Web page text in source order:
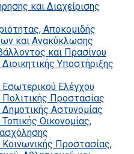
και Διαχείρισης
Αποκομιδής
και Ανακύκλωσης
και Πρασίνου
Υποστήριξης
Ελέγχου
Προστασίας
Αστυνομίας
Οικονομίας,
Προστασίας,